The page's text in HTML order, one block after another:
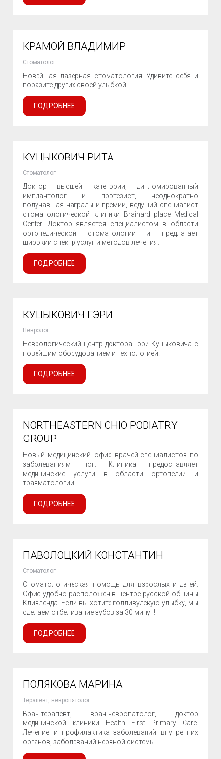
КРАМОЙ ВЛАДИМИР
Стоматолог
Новейшая лазерная стоматология. Удивите себя и
поразите других своей улыбкой!
ПОДРОБНЕЕ
КУЦЫКОВИЧ РИТА
Стоматолог
Доктор высшей категории, дипломированный
имплантолог и протезист, неоднократно
получавшая награды и премии, ведущий специалист
стоматологической клиники Brainard place Medical
Center. Доктор является специалистом в области
ортопедической стоматологии и предлагает
широкий спектр услуг и методов лечения.
ПОДРОБНЕЕ
КУЦЫКОВИЧ ГЭРИ
Невролог
Неврологический центр доктора Гэри Куцыковича с
новейшим оборудованием и технологией.
ПОДРОБНЕЕ
NORTHEASTERN OHIO PODIATRY
GROUP
Новый медицинский офис врачей-специалистов по
заболеваниям ног. Клиника предоставляет
медицинские услуги в области ортопедии и
травматологии.
ПОДРОБНЕЕ
ПАВОЛОЦКИЙ КОНСТАНТИН
Стоматолог
Стоматологическая помощь для взрослых и детей.
Офис удобно расположен в центре русской общины
Кливленда. Если вы хотите голливудскую улыбку, мы
сделаем отбеливание зубов за 30 минут!
ПОДРОБНЕЕ
ПОЛЯКОВА МАРИНА
Терапевт, невропатолог
Врач-терапевт, врач-невропатолог, доктор
медицинской клиники Health First Primary Care.
Лечение и профилактика заболеваний внутренних
органов, заболеваний нервной системы.